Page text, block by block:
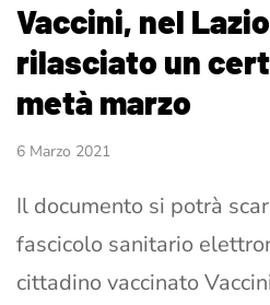
Vaccini, nel
rilasciato un
metà marzo
6 Marzo 2021
Il documento si potrà
fascicolo sanitario
cittadino vaccinato